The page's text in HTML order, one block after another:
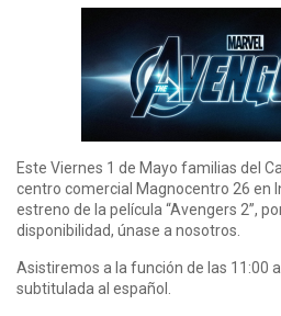
Este Viernes 1 de Mayo familias del
centro comercial Magnocentro 26 en
estreno de la película “Avengers 2”,
disponibilidad, únase a nosotros.
Asistiremos a la función de las 11:00
subtitulada al español.